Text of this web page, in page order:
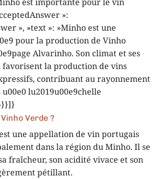
est importante pour le vin
»:
», »text »: »Minho est une
pour la production de Vinho
Alvarinho. Son climat et ses
la production de vins
contribuant au rayonnement
lu2019u00e9chelle
Verde ?
une appellation de vin portugais
dans la région du Minho. Il se
fraîcheur, son acidité vivace et son
pétillant.